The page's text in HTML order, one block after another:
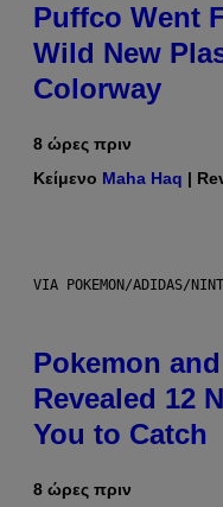
Puffco Went
Wild New
Colorway
8 ώρες πριν
Κείμενο Maha Haq |
VIA POKEMON/ADIDAS/
Pokemon
Revealed 12
You to Catch
8 ώρες πριν